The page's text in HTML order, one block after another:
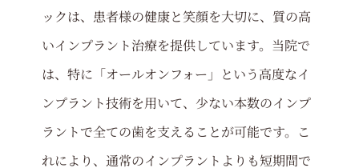
ックは、患者様の健康と笑顔を大切に、質の高
いインプラント治療を提供しています。当院で
は、特に「オールオンフォー」という高度なイ
ンプラント技術を用いて、少ない本数のインプ
ラントで全ての歯を支えることが可能です。こ
れにより、通常のインプラントよりも短期間で